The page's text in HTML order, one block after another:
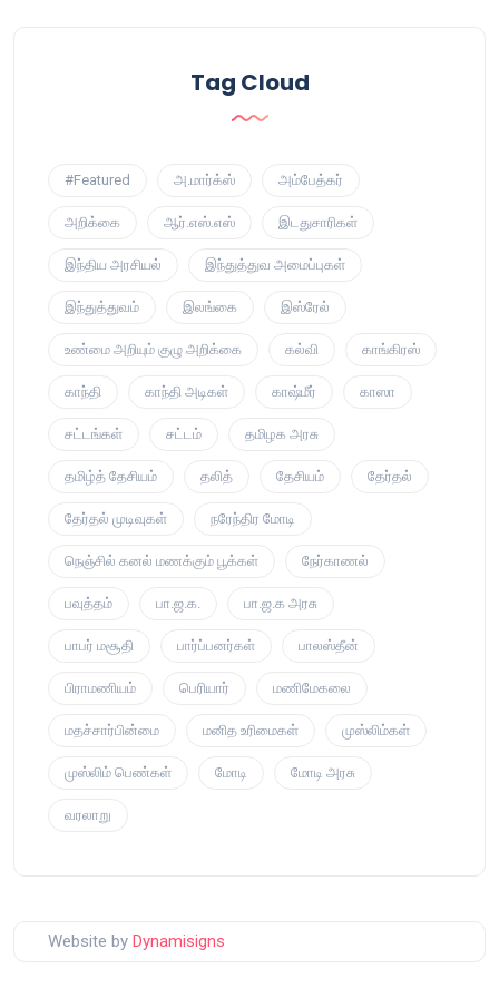
Tag Cloud
#Featured அ.மார்க்ஸ் அம்பேத்கர்
அறிக்கை ஆர்.எஸ்.எஸ் இடதுசாரிகள்
இந்திய அரசியல் இந்துத்துவ அமைப்புகள்
இந்துத்துவம் இலங்கை இஸ்ரேல்
உண்மை அறியும் குழு அறிக்கை கல்வி காங்கிரஸ்
காந்தி காந்தி அடிகள் காஷ்மீர் காஸா
சட்டங்கள் சட்டம் தமிழக அரசு
தமிழ்த் தேசியம் தலித் தேசியம் தேர்தல்
தேர்தல் முடிவுகள் நரேந்திர மோடி
நெஞ்சில் கனல் மணக்கும் பூக்கள் நேர்காணல்
பவுத்தம் பா.ஜ.க. பா.ஜ.க அரசு
பாபர் மசூதி பார்ப்பனர்கள் பாலஸ்தீன்
பிராமணியம் பெரியார் மணிமேகலை
மதச்சார்பின்மை மனித உரிமைகள் முஸ்லிம்கள்
முஸ்லிம் பெண்கள் மோடி மோடி அரசு
வரலாறு
Website by Dynamisigns